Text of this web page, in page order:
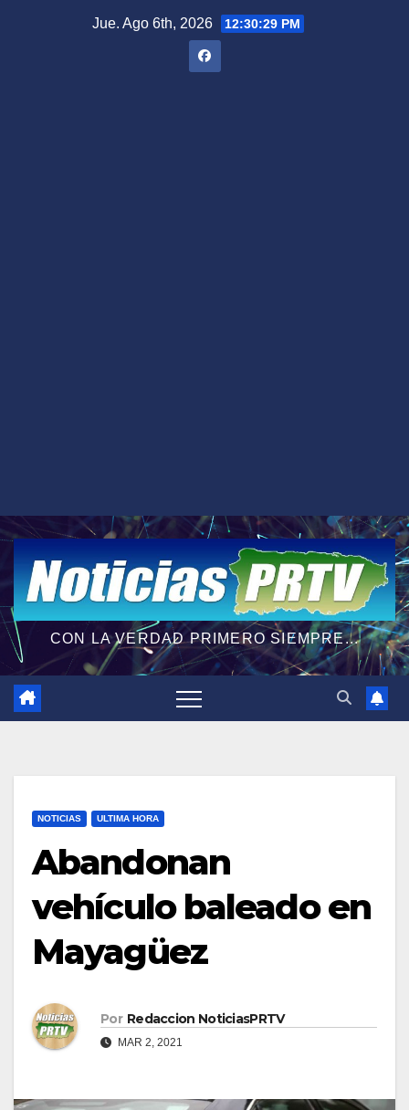
Jue. Ago 6th, 2026 12:30:30 PM
CON LA VERDAD PRIMERO SIEMPRE...
NOTICIAS ULTIMA HORA
Abandonan
vehículo baleado en
Mayagüez
Por Redaccion NoticiasPRTV
MAR 2, 2021